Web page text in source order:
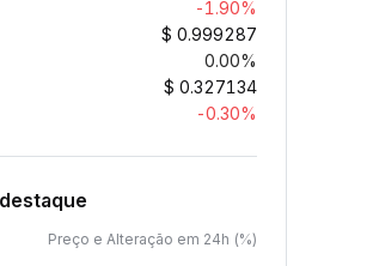
-1.90%
$ 0.999287
0.00%
$ 0.327134
-0.30%
Preço e Alteração em 24h (%)